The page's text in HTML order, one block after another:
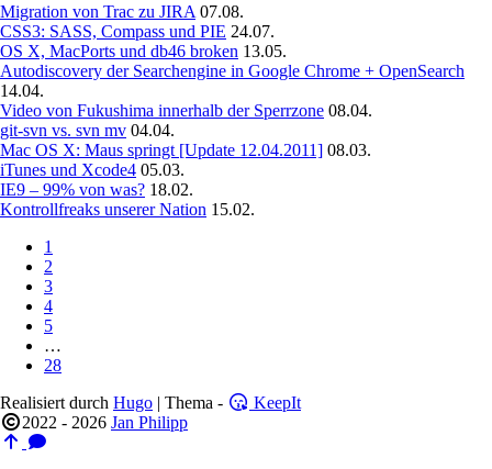
Migration von Trac zu JIRA 07.08.
CSS3: SASS, Compass und PIE 24.07.
OS X, MacPorts und db46 broken 13.05.
Autodiscovery der Searchengine in Google Chrome + OpenSearch
14.04.
Video von Fukushima innerhalb der Sperrzone 08.04.
git-svn vs. svn mv 04.04.
Mac OS X: Maus springt [Update 12.04.2011] 08.03.
iTunes und Xcode4 05.03.
IE9 – 99% von was? 18.02.
Kontrollfreaks unserer Nation 15.02.
1
2
3
4
5
…
28
Realisiert durch Hugo | Thema -
KeepIt
2022 - 2026 Jan Philipp